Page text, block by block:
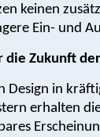
keinen
Ein- und
die Zukunft
Design in
erhalten